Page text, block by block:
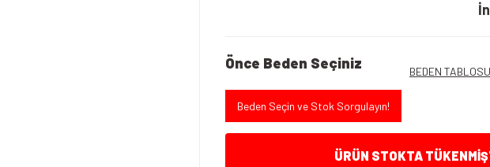
Önce Beden Seçiniz BEDEN TABLOSU
Beden Seçin ve Stok Sorgulayın!
ÜRÜN STOKTA